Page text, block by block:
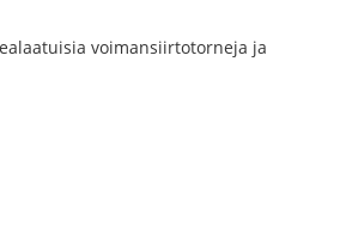
voimansiirtotorneja ja